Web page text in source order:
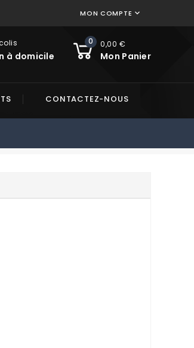
MON COMPTE 
0 0,00 €
Mon Panier
à domicile
CONTACTEZ-NOUS